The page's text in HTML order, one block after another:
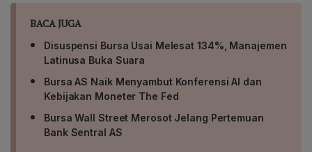
BACA JUGA
Disuspensi Bursa Usai Melesat 134%, Manajemen
Latinusa Buka Suara
Bursa AS Naik Menyambut Konferensi AI dan
Kebijakan Moneter The Fed
Bursa Wall Street Merosot Jelang Pertemuan
Bank Sentral AS